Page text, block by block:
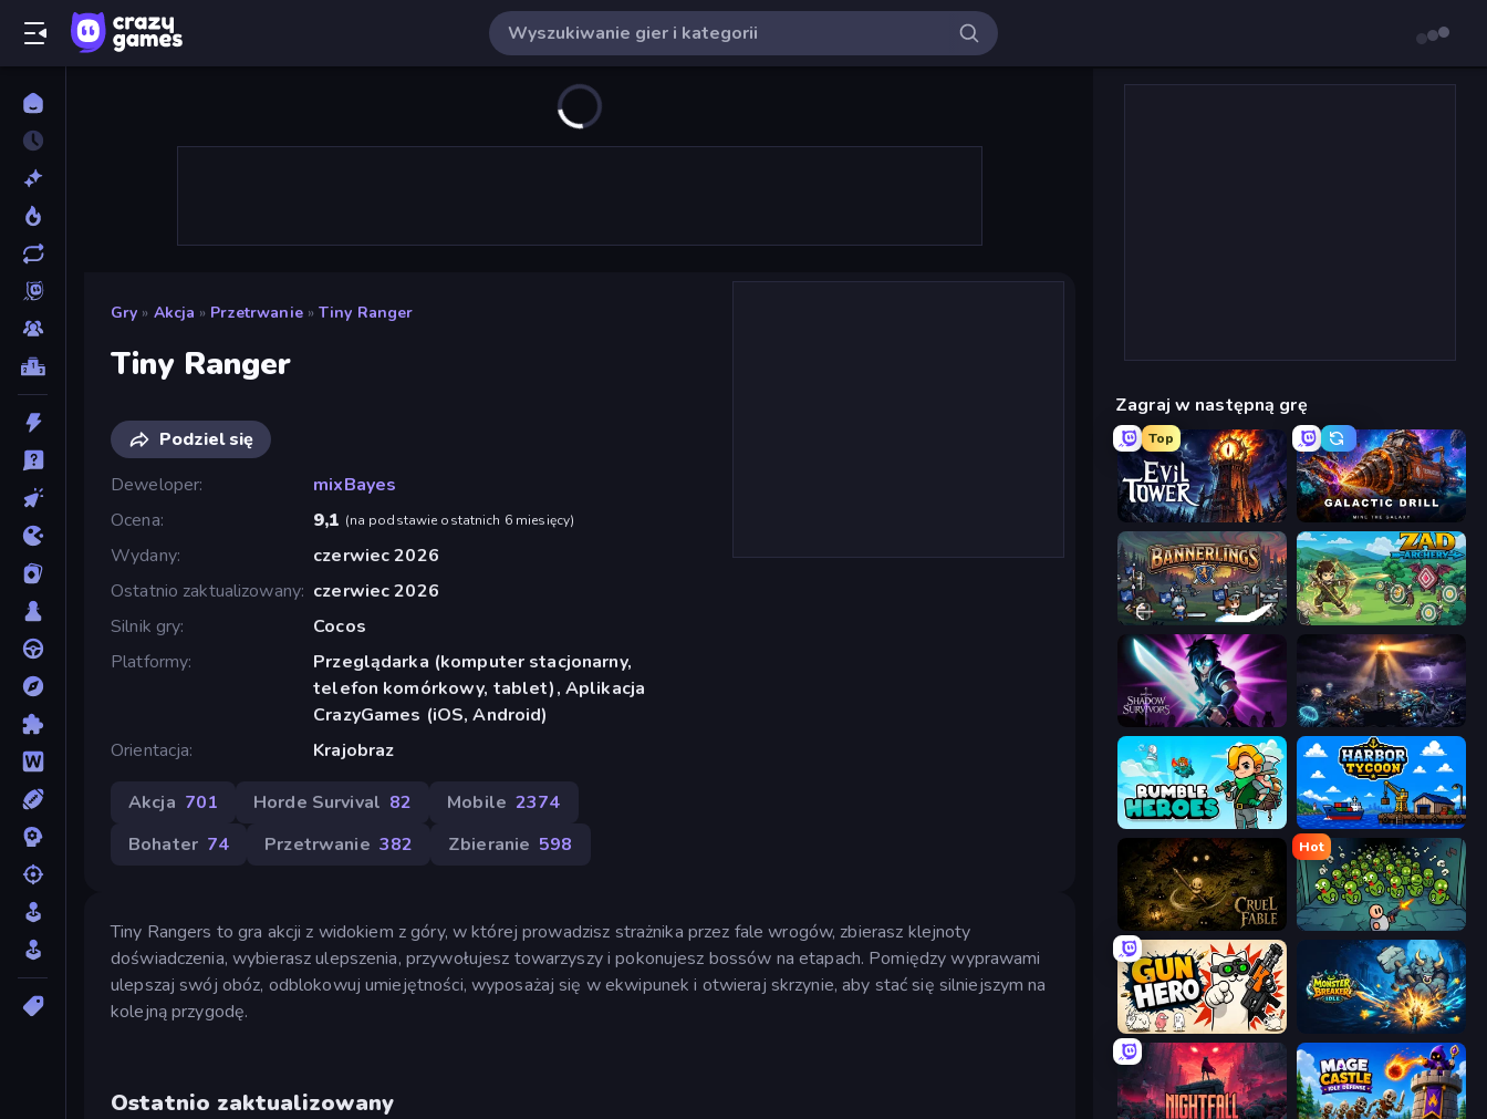
Gry » Akcja » Przetrwanie » Tiny Ranger
Tiny Ranger
Podziel się
Deweloper
mixBayes
Ocena
9,1 (na podstawie ostatnich 6 miesięcy)
Wydany
czerwiec 2026
Ostatnio zaktualizowany czerwiec 2026
Silnik gry
Cocos
Platformy
Przeglądarka (komputer stacjonarny,
telefon komórkowy, tablet), Aplikacja
CrazyGames (iOS, Android)
Orientacja
Krajobraz
Akcja 701 Horde Survival 82 Mobile 2374
Bohater 74 Przetrwanie 382 Zbieranie 598
Tiny Rangers to gra akcji z widokiem z góry, w której prowadzisz strażnika przez fale wrogów, zbierasz klejnoty
doświadczenia, wybierasz ulepszenia, przywołujesz towarzyszy i pokonujesz bossów na etapach. Pomiędzy wyprawami
ulepszaj swój obóz, odblokowuj umiejętności, wyposażaj się w ekwipunek i otwieraj skrzynie, aby stać się silniejszym na
kolejną przygodę.
Ostatnio zaktualizowany
Zagraj w następną grę
Top
Evil Tower Galactic Drill
Bannerlings Zad Archery - Demo
Shadow Survivors The Last Lighthouse
Rumble Heroes Harbor Tycoon
Cruel Fable
Hot
Base Defence
Gun Hero: Cat Survival Monster Breaker Idle